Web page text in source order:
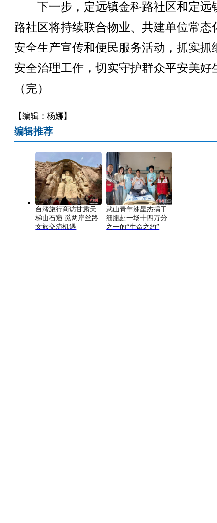
下一步，定远镇金科路社区和定远
路社区将持续联合物业、共建单位常态
安全生产宣传和便民服务活动，抓实抓
安全治理工作，切实守护群众平安美好
（完）
【编辑：杨娜】
编辑推荐
台湾旅行商访甘肃天
梯山石窟 觅两岸丝路
文旅交流机遇
武山青年漆星杰捐干
细胞赴一场十四万分
之一的“生命之约”